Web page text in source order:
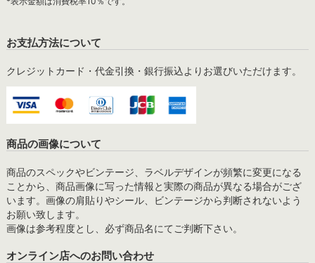
お支払方法について
クレジットカード・代金引換・銀行振込よりお選びいただけます。
商品の画像について
商品のスペックやビンテージ、ラベルデザインが頻繁に変更になる
ことから、商品画像に写った情報と実際の商品が異なる場合がござ
います。画像の肩貼りやシール、ビンテージから判断されないよう
お願い致します。
画像は参考程度とし、必ず商品名にてご判断下さい。
オンライン店へのお問い合わせ